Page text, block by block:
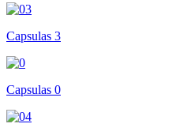
Capsulas 3
Capsulas 0